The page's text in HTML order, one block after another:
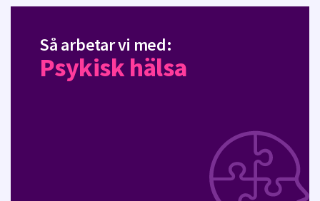
Så arbetar vi med:
Psykisk hälsa